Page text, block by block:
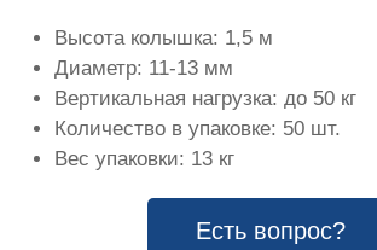
Высота колышка: 1,5 м
Диаметр: 11-13 мм
Вертикальная нагрузка: до 50 кг
Количество в упаковке: 50 шт.
Вес упаковки: 13 кг
Есть вопрос?